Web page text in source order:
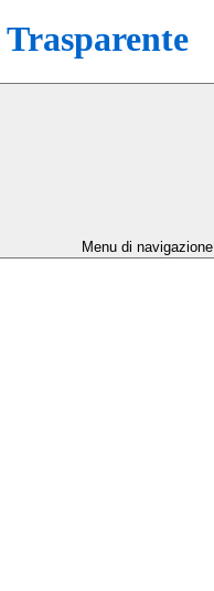
Menu di navigazione